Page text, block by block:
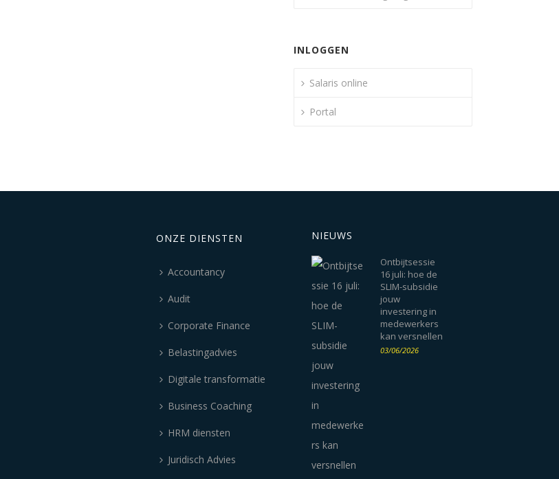
INLOGGEN
Salaris online
Portal
ONZE DIENSTEN
Accountancy
Audit
Corporate Finance
Belastingadvies
Digitale transformatie
Business Coaching
HRM diensten
Juridisch Advies
NIEUWS
Ontbijtsessie
16 juli: hoe de
SLIM-subsidie
jouw
investering in
medewerkers
kan versnellen
03/06/2026